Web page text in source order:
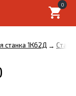
0
станка 1К62Д →